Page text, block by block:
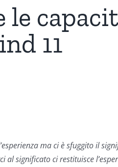
le
11
ma ci è sfuggito il
al significato ci restituisce